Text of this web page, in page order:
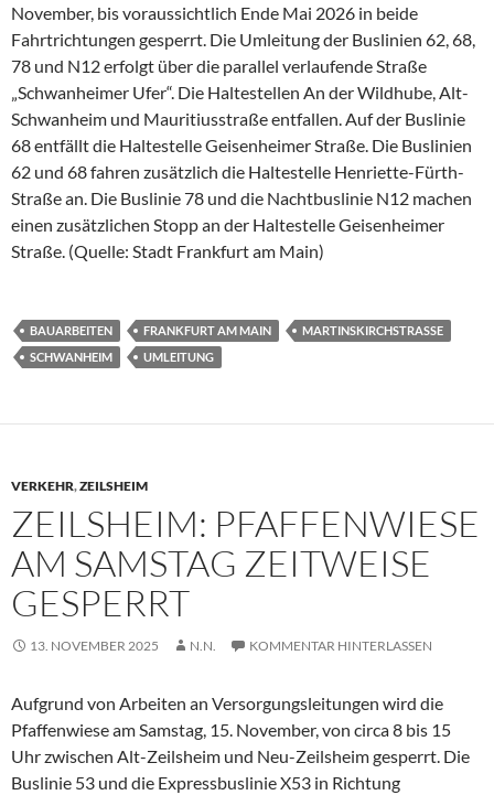
November, bis voraussichtlich Ende Mai 2026 in beide
Fahrtrichtungen gesperrt. Die Umleitung der Buslinien 62, 68,
78 und N12 erfolgt über die parallel verlaufende Straße
„Schwanheimer Ufer“. Die Haltestellen An der Wildhube, Alt-
Schwanheim und Mauritiusstraße entfallen. Auf der Buslinie
68 entfällt die Haltestelle Geisenheimer Straße. Die Buslinien
62 und 68 fahren zusätzlich die Haltestelle Henriette-Fürth-
Straße an. Die Buslinie 78 und die Nachtbuslinie N12 machen
einen zusätzlichen Stopp an der Haltestelle Geisenheimer
Straße. (Quelle: Stadt Frankfurt am Main)
BAUARBEITEN FRANKFURT AM MAIN
MARTINSKIRCHSTRASSE
SCHWANHEIM
UMLEITUNG
VERKEHR,ZEILSHEIM
ZEILSHEIM: PFAFFENWIESE
AM SAMSTAG ZEITWEISE
GESPERRT
13. NOVEMBER 2025 N.N. KOMMENTAR HINTERLASSEN
Aufgrund von Arbeiten an Versorgungsleitungen wird die
Pfaffenwiese am Samstag, 15. November, von circa 8 bis 15
Uhr zwischen Alt-Zeilsheim und Neu-Zeilsheim gesperrt. Die
Buslinie 53 und die Expressbuslinie X53 in Richtung